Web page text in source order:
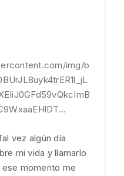
img/b
vez algún día
mi vida y llamarlo
momento me